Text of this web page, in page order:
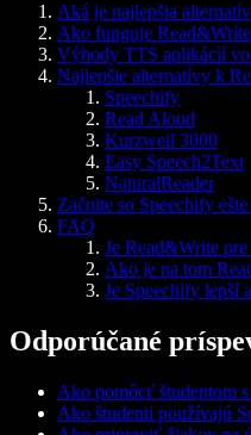
Aká je najlepšia
Ako funguje Read&Write
Výhody TTS aplikácií
Najlepšie alternatívy k
Speechify
Read Aloud
Kurzweil 3000
Easy Speech2Text
NaturalReader
Začnite so Speechify ešte
FAQ
Je Read&Write
Ako je na tom
Je Speechify lepší
Odporúčané
Ako pomôcť študentom
Ako študenti používajú